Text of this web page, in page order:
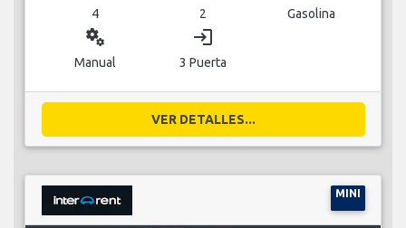
4 2 Gasolina
miscellaneous_services
Manual
login
3 Puerta
VER DETALLES...
MINI